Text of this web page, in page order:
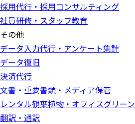
採用代行・採用コンサルティング
社員研修・スタッフ教育
その他
データ入力代行・アンケート集計
データ復旧
決済代行
文書・重要書類・メディア保管
レンタル観葉植物・オフィスグリーン
翻訳・通訳